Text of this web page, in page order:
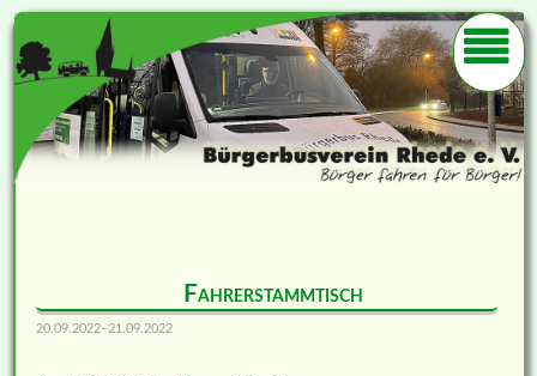
Fahrerstammtisch
20.09.2022–21.09.2022